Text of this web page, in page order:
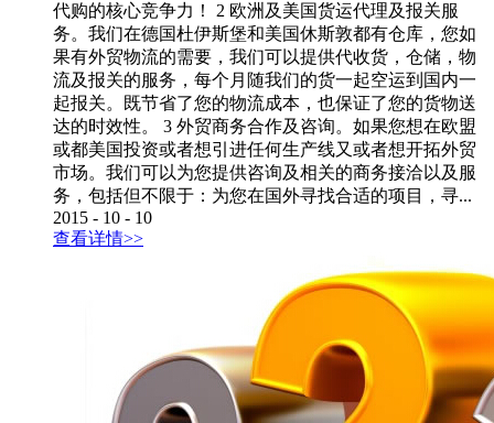
代购的核心竞争力！ 2 欧洲及美国货运代理及报关服
务。我们在德国杜伊斯堡和美国休斯敦都有仓库，您如
果有外贸物流的需要，我们可以提供代收货，仓储，物
流及报关的服务，每个月随我们的货一起空运到国内一
起报关。既节省了您的物流成本，也保证了您的货物送
达的时效性。 3 外贸商务合作及咨询。如果您想在欧盟
或都美国投资或者想引进任何生产线又或者想开拓外贸
市场。我们可以为您提供咨询及相关的商务接洽以及服
务，包括但不限于：为您在国外寻找合适的项目，寻...
2015 - 10 - 10
查看详情>>